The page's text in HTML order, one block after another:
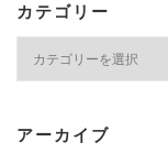
カテゴリー
ー
アーカイブ